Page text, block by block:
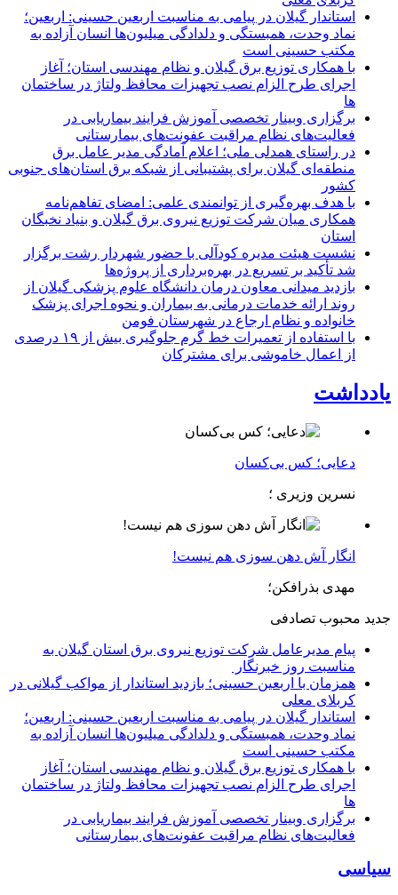
استاندار گیلان در پیامی به مناسبت اربعین حسینی: اربعین؛
نماد وحدت، همبستگی و دلدادگی میلیون‌ها انسان آزاده به
مکتب حسینی است
با همکاری توزیع برق گیلان و نظام مهندسی استان؛ آغاز
اجرای طرح الزام نصب تجهیزات محافظ ولتاژ در ساختمان
ها
برگزاری وبینار تخصصی آموزش فرایند بیماریابی در
فعالیت‌های نظام مراقبت عفونت‌های بیمارستانی
در راستای همدلی ملی؛ اعلام آمادگی مدیر عامل برق
منطقه‌ای گیلان برای پشتیبانی از شبكه برق استان‌های جنوبی
كشور
با هدف بهره‌گیری از توانمندی علمی: امضای تفاهم‌نامه
همكاری میان شركت توزیع نیروی برق گیلان و بنیاد نخبگان
استان
نشست هیئت مدیره کودآلی با حضور شهردار رشت برگزار
شد تأکید بر تسریع در بهره‌برداری از پروژه‌ها
بازدید میدانی معاون درمان دانشگاه علوم پزشکی گیلان از
روند ارائه خدمات درمانی به بیماران و نحوه اجرای پزشک
خانواده و نظام ارجاع در شهرستان فومن
با استفاده از تعمیرات خط گرم جلوگیری بیش از ۱۹ درصدی
از اعمال خاموشی برای مشتركان
یادداشت
دعایی؛ کس بی‌کسان
نسرین وزیری ؛
انگار آش دهن سوزی هم نیست!
مهدی بذرافکن؛
جدید محبوب تصادفی
پیام مدیرعامل شركت توزیع نیروی برق استان گیلان به
مناسبت روز خبرنگار ‌
همزمان با اربعین حسینی؛ بازدید استاندار از مواکب گیلانی در
کربلای معلی
استاندار گیلان در پیامی به مناسبت اربعین حسینی: اربعین؛
نماد وحدت، همبستگی و دلدادگی میلیون‌ها انسان آزاده به
مکتب حسینی است
با همکاری توزیع برق گیلان و نظام مهندسی استان؛ آغاز
اجرای طرح الزام نصب تجهیزات محافظ ولتاژ در ساختمان
ها
برگزاری وبینار تخصصی آموزش فرایند بیماریابی در
فعالیت‌های نظام مراقبت عفونت‌های بیمارستانی
سیاسی